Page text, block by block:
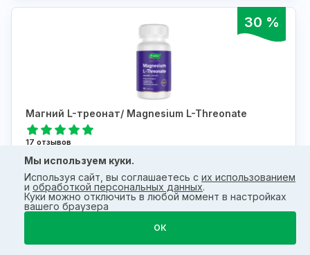
30 %
Магний L-треонат/ Magnesium L-Threonate
17 отзывов
3214₽
2249₽
Подробнее
Мы используем куки.
Используя сайт, вы соглашаетесь с их использованием
и обработкой персональных данных.
Куки можно отключить в любой момент в настройках
вашего браузера
ОК